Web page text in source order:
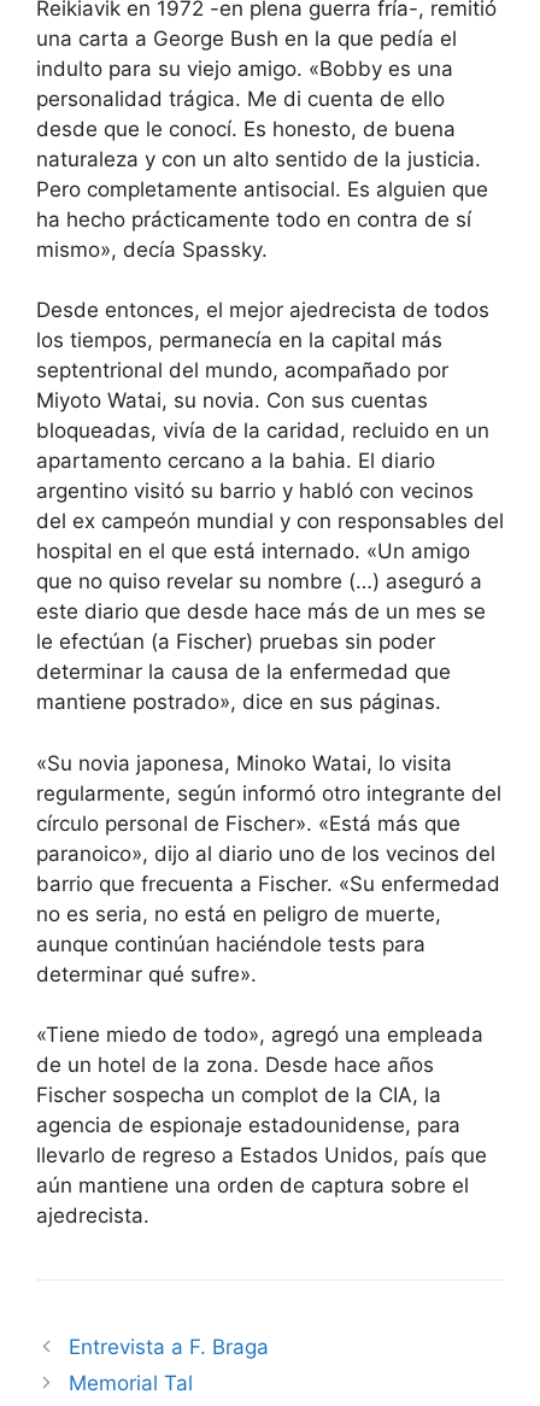
Reikiavik en 1972 -en plena guerra fría-, remitió
una carta a George Bush en la que pedía el
indulto para su viejo amigo. «Bobby es una
personalidad trágica. Me di cuenta de ello
desde que le conocí. Es honesto, de buena
naturaleza y con un alto sentido de la justicia.
Pero completamente antisocial. Es alguien que
ha hecho prácticamente todo en contra de sí
mismo», decía Spassky.
Desde entonces, el mejor ajedrecista de todos
los tiempos, permanecía en la capital más
septentrional del mundo, acompañado por
Miyoto Watai, su novia. Con sus cuentas
bloqueadas, vivía de la caridad, recluido en un
apartamento cercano a la bahia. El diario
argentino visitó su barrio y habló con vecinos
del ex campeón mundial y con responsables del
hospital en el que está internado. «Un amigo
que no quiso revelar su nombre (…) aseguró a
este diario que desde hace más de un mes se
le efectúan (a Fischer) pruebas sin poder
determinar la causa de la enfermedad que
mantiene postrado», dice en sus páginas.
«Su novia japonesa, Minoko Watai, lo visita
regularmente, según informó otro integrante del
círculo personal de Fischer». «Está más que
paranoico», dijo al diario uno de los vecinos del
barrio que frecuenta a Fischer. «Su enfermedad
no es seria, no está en peligro de muerte,
aunque continúan haciéndole tests para
determinar qué sufre».
«Tiene miedo de todo», agregó una empleada
de un hotel de la zona. Desde hace años
Fischer sospecha un complot de la CIA, la
agencia de espionaje estadounidense, para
llevarlo de regreso a Estados Unidos, país que
aún mantiene una orden de captura sobre el
ajedrecista.
Entrevista a F. Braga
Memorial Tal